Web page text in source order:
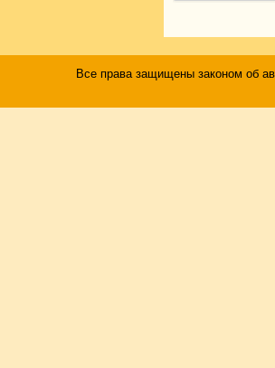
Все права защищены законом об